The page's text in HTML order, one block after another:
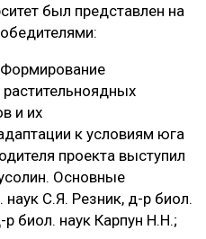
был представлен на
и их
к условиям юга
проекта выступил
Основные
наук С.Я. Резник, д-р биол.
биол. наук Карпун Н.Н.;